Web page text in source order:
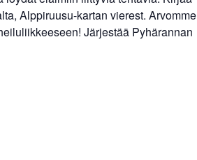
Alppiruusu-kartan vierest. Arvomme
Järjestää Pyhärannan